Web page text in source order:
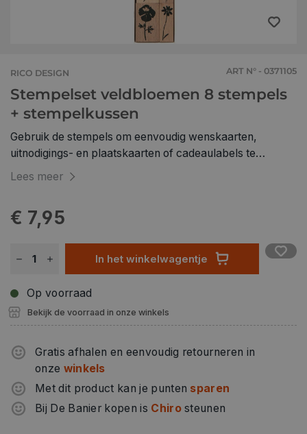
RICO DESIGN ART N° - 0371105
Stempelset veldbloemen 8 stempels
+ stempelkussen
Gebruik de stempels om eenvoudig wenskaarten,
uitnodigings- en plaatskaarten of cadeaulabels te
ontwerpen. De stampers tonen verschillende wilde
bloemen inclusief stempelkussen
Lees meer
€ 7,95
In het winkelwagentje
Op voorraad
Bekijk de voorraad in onze winkels
Gratis afhalen en eenvoudig retourneren in
onze winkels
Met dit product kan je punten sparen
Bij De Banier kopen is Chirosteunen